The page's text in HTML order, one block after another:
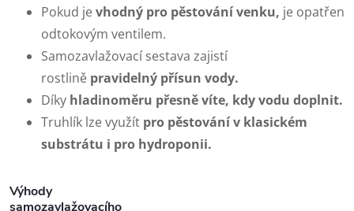
Pokud jevhodný pro pěstování venku, je opatřen
odtokovým ventilem.
Samozavlažovací sestava zajistí
rostlině pravidelný přísun vody.
Díky hladinoměru přesně víte, kdy vodu doplnit.
Truhlík lze využít pro pěstování v klasickém
substrátu i pro hydroponii.
Výhody
samozavlažovacího